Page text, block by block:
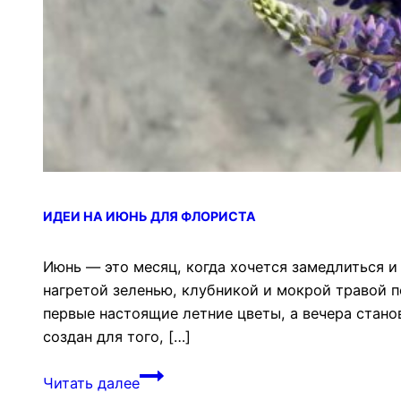
ИДЕИ НА ИЮНЬ ДЛЯ ФЛОРИСТА
Июнь — это месяц, когда хочется замедлиться
нагретой зеленью, клубникой и мокрой травой
первые настоящие летние цветы, а вечера
создан для того, […]
Читать далееИдеи